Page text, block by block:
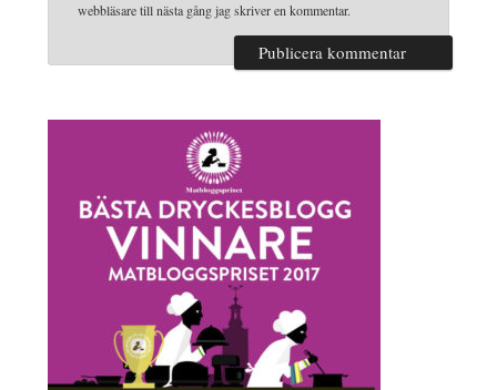
webbläsare till nästa gång jag skriver en kommentar.